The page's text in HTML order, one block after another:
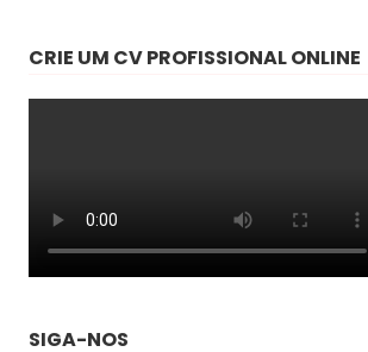
CRIE UM CV PROFISSIONAL ONLINE
SIGA-NOS